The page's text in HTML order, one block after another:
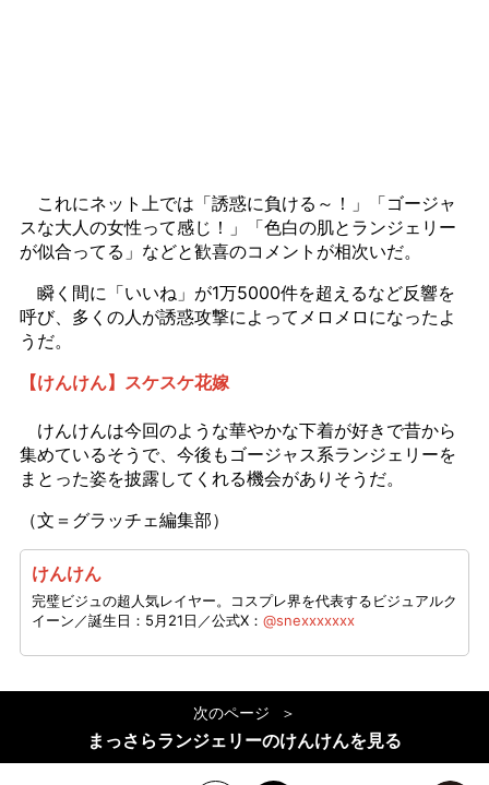
これにネット上では「誘惑に負ける～！」「ゴージャ
スな大人の女性って感じ！」「色白の肌とランジェリー
が似合ってる」などと歓喜のコメントが相次いだ。
瞬く間に「いいね」が1万5000件を超えるなど反響を
呼び、多くの人が誘惑攻撃によってメロメロになったよ
うだ。
【けんけん】スケスケ花嫁
けんけんは今回のような華やかな下着が好きで昔から
集めているそうで、今後もゴージャス系ランジェリーを
まとった姿を披露してくれる機会がありそうだ。
（文＝グラッチェ編集部）
けんけん
完璧ビジュの超人気レイヤー。コスプレ界を代表するビジュアルク
イーン／誕生日：5月21日／公式X： @snexxxxxxx
次のページ
まっさらランジェリーのけんけんを見る